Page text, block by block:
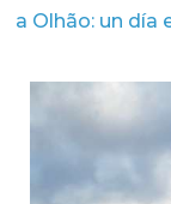
a Olhão: un día